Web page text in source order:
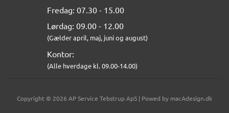
Fredag: 07.30 - 15.00
Lørdag: 09.00 - 12.00
(Gælder april, maj, juni og august)
Kontor:
(Alle hverdage kl. 09.00-14.00)
Copyright © 2026 AP Service Tebstrup ApS | Powed by macAdesign.dk